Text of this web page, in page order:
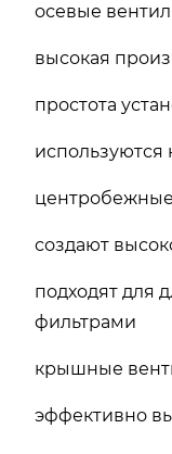
осевые
высокая
простота
используются
создают
подходят для
фильтрами
крышные
эффективно